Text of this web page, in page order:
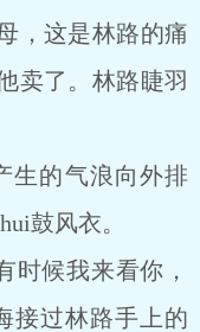
，这是林路的痛
卖了。林路睫羽
的气浪向外排
鼓风衣。
候我来看你，
接过林路手上的